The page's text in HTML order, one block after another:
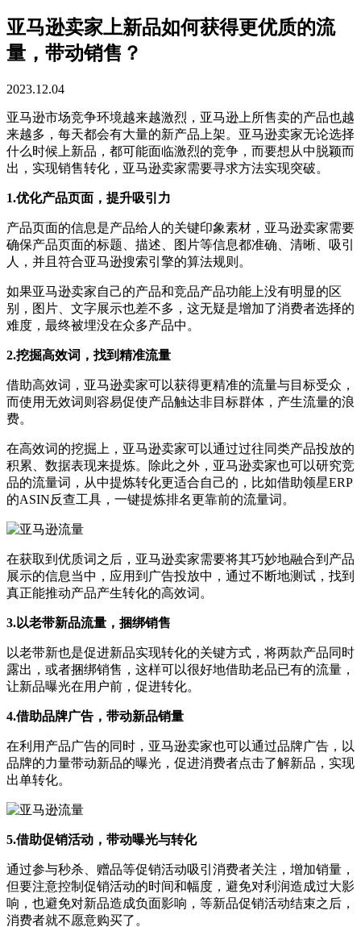
亚马逊卖家上新品如何获得更优质的流
量，带动销售？
2023.12.04
亚马逊市场竞争环境越来越激烈，亚马逊上所售卖的产品也越
来越多，每天都会有大量的新产品上架。亚马逊卖家无论选择
什么时候上新品，都可能面临激烈的竞争，而要想从中脱颖而
出，实现销售转化，亚马逊卖家需要寻求方法实现突破。
1.优化产品页面，提升吸引力
产品页面的信息是产品给人的关键印象素材，亚马逊卖家需要
确保产品页面的标题、描述、图片等信息都准确、清晰、吸引
人，并且符合亚马逊搜索引擎的算法规则。
如果亚马逊卖家自己的产品和竞品产品功能上没有明显的区
别，图片、文字展示也差不多，这无疑是增加了消费者选择的
难度，最终被埋没在众多产品中。
2.挖掘高效词，找到精准流量
借助高效词，亚马逊卖家可以获得更精准的流量与目标受众，
而使用无效词则容易促使产品触达非目标群体，产生流量的浪
费。
在高效词的挖掘上，亚马逊卖家可以通过过往同类产品投放的
积累、数据表现来提炼。除此之外，亚马逊卖家也可以研究竞
品的流量词，从中提炼转化更适合自己的，比如借助领星ERP
的ASIN反查工具，一键提炼排名更靠前的流量词。
在获取到优质词之后，亚马逊卖家需要将其巧妙地融合到产品
展示的信息当中，应用到广告投放中，通过不断地测试，找到
真正能推动产品产生转化的高效词。
3.以老带新品流量，捆绑销售
以老带新也是促进新品实现转化的关键方式，将两款产品同时
露出，或者捆绑销售，这样可以很好地借助老品已有的流量，
让新品曝光在用户前，促进转化。
4.借助品牌广告，带动新品销量
在利用产品广告的同时，亚马逊卖家也可以通过品牌广告，以
品牌的力量带动新品的曝光，促进消费者点击了解新品，实现
出单转化。
5.借助促销活动，带动曝光与转化
通过参与秒杀、赠品等促销活动吸引消费者关注，增加销量，
但要注意控制促销活动的时间和幅度，避免对利润造成过大影
响，也避免对新品造成负面影响，等新品促销活动结束之后，
消费者就不愿意购买了。